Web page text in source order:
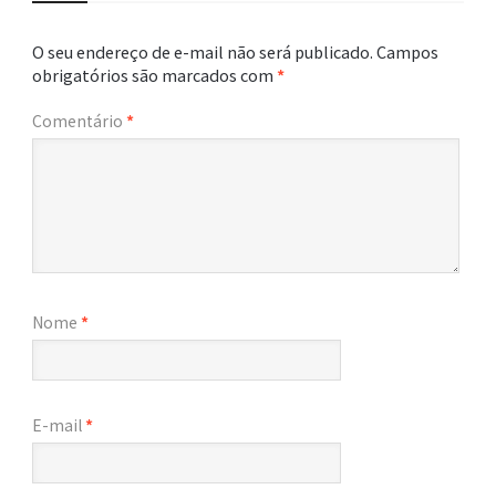
O seu endereço de e-mail não será publicado.Campos
obrigatórios são marcados com*
Comentário *
Nome *
E-mail *